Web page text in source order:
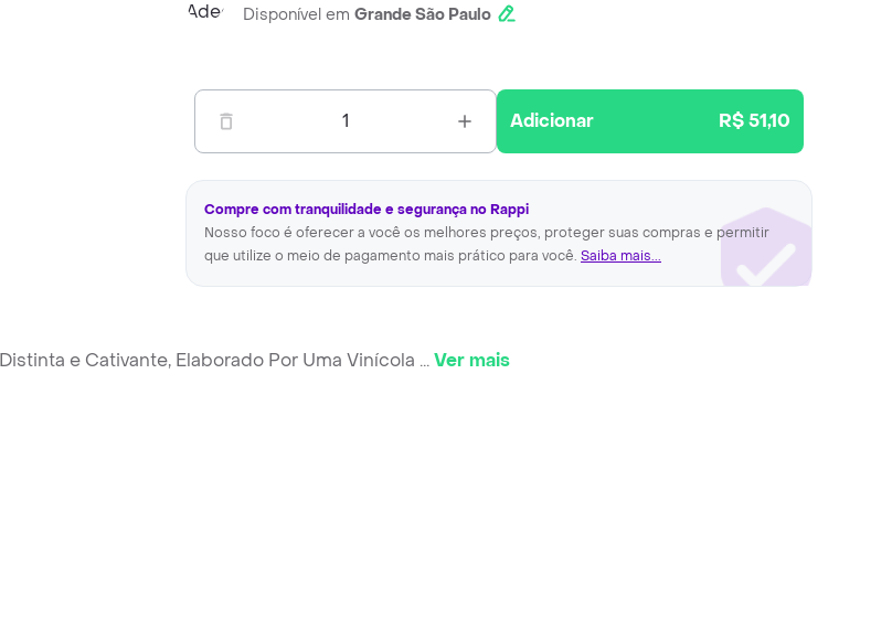
Disponível em Grande São Paulo
1 Adicionar R$ 51,10
Compre com tranquilidade e segurança no Rappi
Nosso foco é oferecer a você os melhores preços, proteger suas compras e permitir
que utilize o meio de pagamento mais prático para você. Saiba mais...
e Cativante, Elaborado Por Uma Vinícola ...Ver mais